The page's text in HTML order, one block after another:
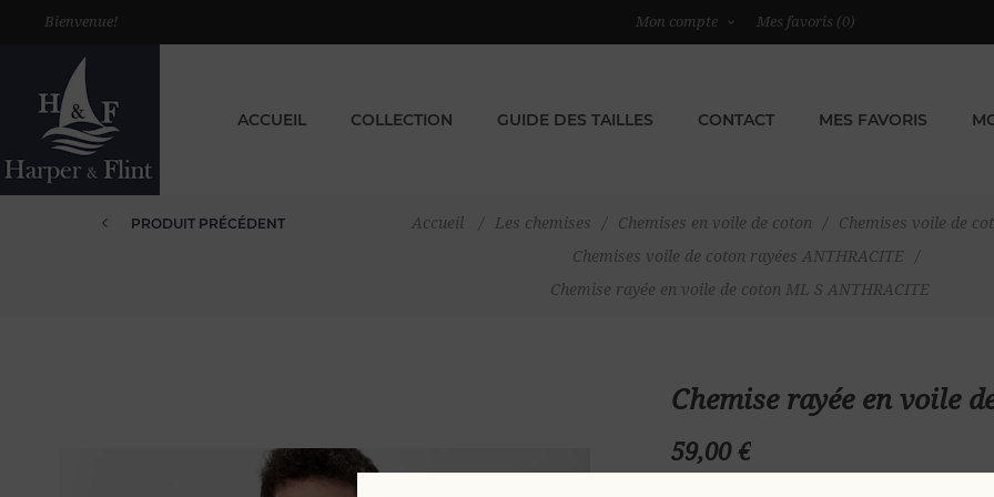
Bienvenue! Mon compte Mes favoris (0)
ACCUEIL COLLECTION GUIDE DES TAILLES CONTACT MES FAVORIS
Accueil / Les chemises / Chemises en voile de coton / Chemises voile de
Chemises voile de coton rayées ANTHRACITE
/
Chemise rayée en voile de coton ML S ANTHRACITE
PRODUIT PRÉCÉDENT
Chemise rayée en voile
59,00 €